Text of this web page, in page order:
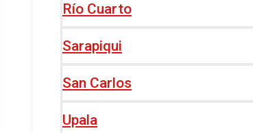
Río Cuarto
Sarapiqui
San Carlos
Upala